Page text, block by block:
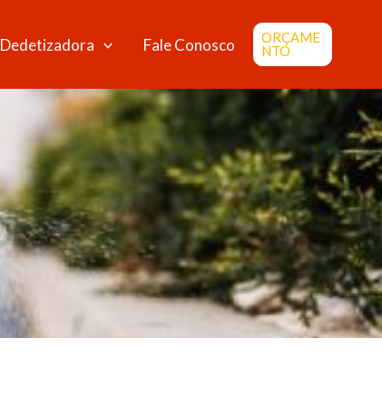
Dedetizadora Fale Conosco
ORÇAME
NTO